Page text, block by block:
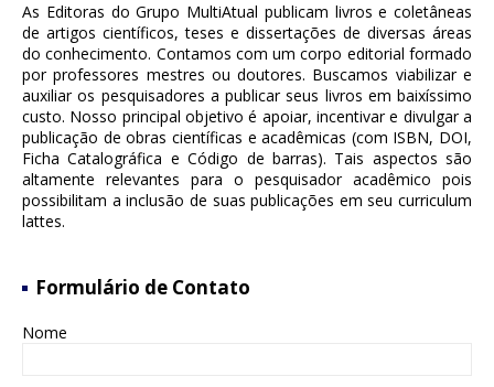
As Editoras do Grupo MultiAtual publicam livros e coletâneas
de artigos científicos, teses e dissertações de diversas áreas
do conhecimento. Contamos com um corpo editorial formado
por professores mestres ou doutores. Buscamos viabilizar e
auxiliar os pesquisadores a publicar seus livros em baixíssimo
custo. Nosso principal objetivo é apoiar, incentivar e divulgar a
publicação de obras científicas e acadêmicas (com ISBN, DOI,
Ficha Catalográfica e Código de barras). Tais aspectos são
altamente relevantes para o pesquisador acadêmico pois
possibilitam a inclusão de suas publicações em seu curriculum
lattes.
Formulário de Contato
Nome